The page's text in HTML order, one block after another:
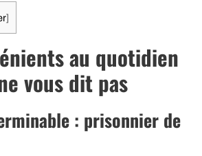
]
au quotidien
vous dit pas
: prisonnier de